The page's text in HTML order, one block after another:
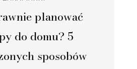
planować
do domu? 5
sposobów